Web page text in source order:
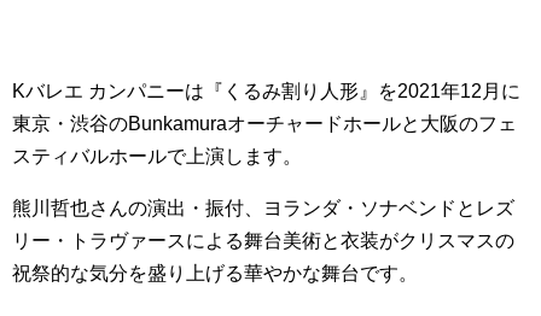
Kバレエ カンパニーは『くるみ割り人形』を2021年12月に
東京・渋谷のBunkamuraオーチャードホールと大阪のフェ
スティバルホールで上演します。
熊川哲也さんの演出・振付、ヨランダ・ソナベンドとレズ
リー・トラヴァースによる舞台美術と衣装がクリスマスの
祝祭的な気分を盛り上げる華やかな舞台です。